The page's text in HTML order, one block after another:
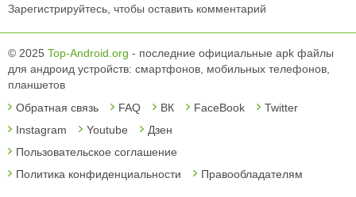
Зарегистрируйтесь, чтобы оставить комментарий
© 2025 Top-Android.org - последние официальные apk файлы
для андроид устройств: смартфонов, мобильных телефонов,
планшетов
Обратная связь
FAQ ВК FaceBook
Twitter
Instagram
Youtube
Дзен
Пользовательское соглашение
Политика конфиденциальности
Правообладателям